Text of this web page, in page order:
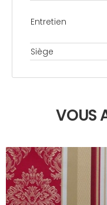
Entretien
Siège
VOUS